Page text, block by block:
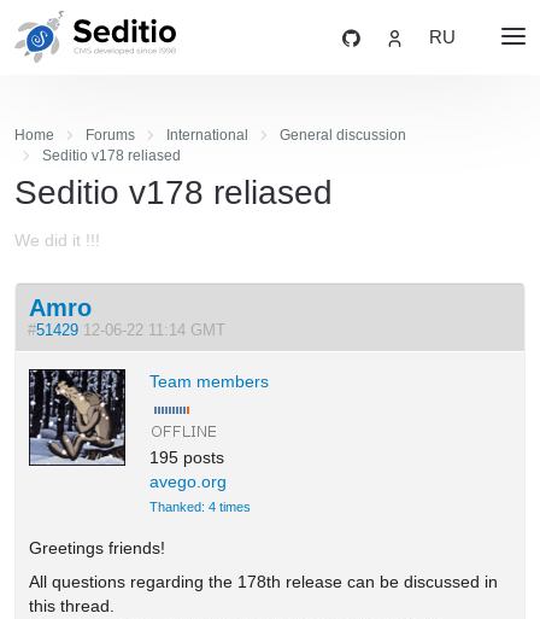
RU
Home Forums International
General discussion
Seditio v178 reliased
Seditio v178 reliased
We did it !!!
Amro
#51429 12-06-22 11:14 GMT
Team members
195 posts
avego.org
Thanked: 4 times
Greetings friends!
All questions regarding the 178th release can be discussed in
this thread.